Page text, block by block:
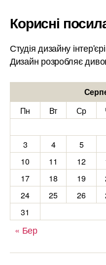
Корисні
Студія дизайну
Дизайн розробляє
Пн
Вт Ср
3
4 5
10
11 12
17
18 19
24
25 26
31
« Бер